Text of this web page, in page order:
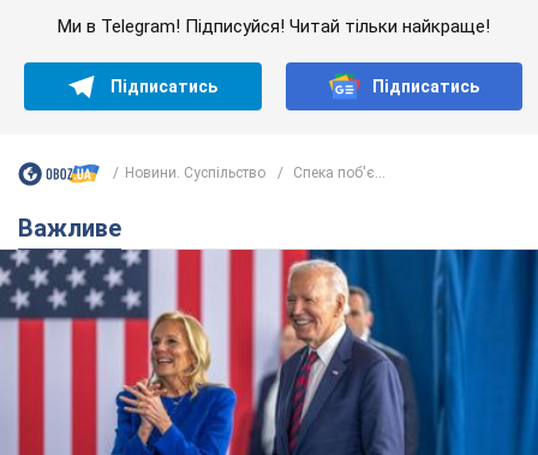
Ми в Telegram! Підписуйся! Читай тільки найкраще!
Підписатись Підписатись
Новини. Суспільство Спека поб'є...
Важливе